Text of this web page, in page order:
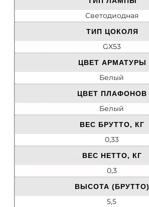
Светодиодная
ТИП ЦОКОЛЯ
GX53
ЦВЕТ АРМАТУРЫ
Белый
ЦВЕТ ПЛАФОНОВ
Белый
ВЕС БРУТТО, КГ
0,33
ВЕС НЕТТО, КГ
0,3
ВЫСОТА (БРУТТО)
5,5